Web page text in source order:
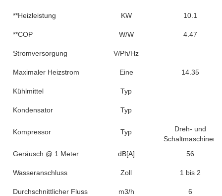
**Heizleistung KW 10.1
**COP W/W 4.47
Stromversorgung V/Ph/Hz
Maximaler Heizstrom Eine 14.35
Kühlmittel Typ
Kondensator Typ
Kompressor Typ
Dreh- und
Schaltmaschinen
Geräusch @ 1 Meter
dB[A] 56
Wasseranschluss Zoll 1 bis 2
Durchschnittlicher Fluss m3/h 6